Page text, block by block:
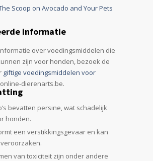
Scoop on Avocado and Your Pets
informatie
over voedingsmiddelen die
zijn voor honden, bezoek de
giftige voedingsmiddelen voor
dierenarts.be.
bevatten persine, wat schadelijk
honden.
een verstikkingsgevaar en kan
van toxiciteit zijn onder andere